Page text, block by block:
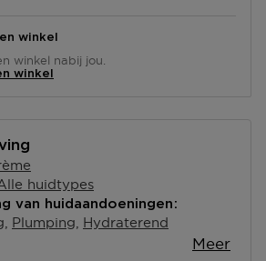
winkel
winkel nabij jou.
winkel
huidtypes
van huidaandoeningen
Plumping Hydraterend
Meer